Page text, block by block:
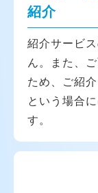
紹介
紹介サービ
ん。また、
ため、ご紹
という場合
す。